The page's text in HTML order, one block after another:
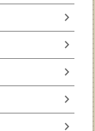
chevron_right
chevron_right
chevron_right
chevron_right
chevron_right